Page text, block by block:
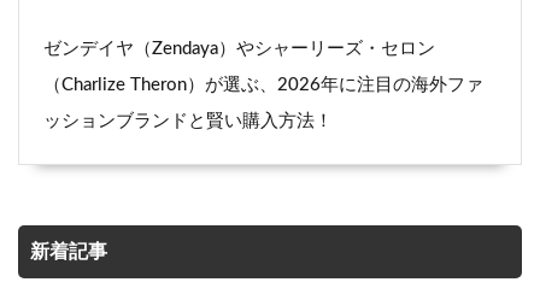
ゼンデイヤ（Zendaya）やシャーリーズ・セロン
（Charlize Theron）が選ぶ、2026年に注目の海外ファ
ッションブランドと賢い購入方法！
新着記事